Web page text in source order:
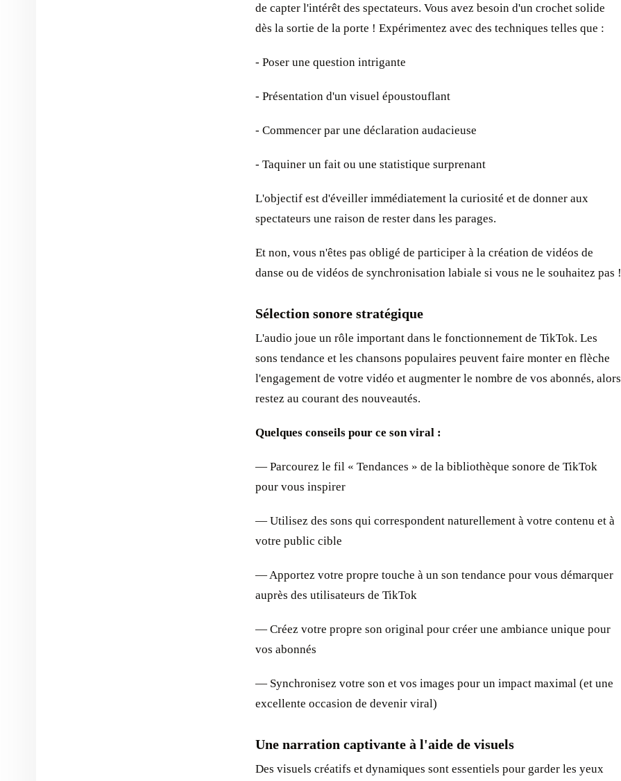
de capter l'intérêt des spectateurs. Vous avez besoin d'un crochet solide
dès la sortie de la porte ! Expérimentez avec des techniques telles que :
- Poser une question intrigante
- Présentation d'un visuel époustouflant
- Commencer par une déclaration audacieuse
- Taquiner un fait ou une statistique surprenant
L'objectif est d'éveiller immédiatement la curiosité et de donner aux
spectateurs une raison de rester dans les parages.
Et non, vous n'êtes pas obligé de participer à la création de vidéos de
danse ou de vidéos de synchronisation labiale si vous ne le souhaitez pas !
Sélection sonore stratégique
L'audio joue un rôle important dans le fonctionnement de TikTok. Les
sons tendance et les chansons populaires peuvent faire monter en flèche
l'engagement de votre vidéo et augmenter le nombre de vos abonnés, alors
restez au courant des nouveautés.
Quelques conseils pour ce son viral :
— Parcourez le fil « Tendances » de la bibliothèque sonore de TikTok
pour vous inspirer
— Utilisez des sons qui correspondent naturellement à votre contenu et à
votre public cible
— Apportez votre propre touche à un son tendance pour vous démarquer
auprès des utilisateurs de TikTok
— Créez votre propre son original pour créer une ambiance unique pour
vos abonnés
— Synchronisez votre son et vos images pour un impact maximal (et une
excellente occasion de devenir viral)
Une narration captivante à l'aide de visuels
Des visuels créatifs et dynamiques sont essentiels pour garder les yeux